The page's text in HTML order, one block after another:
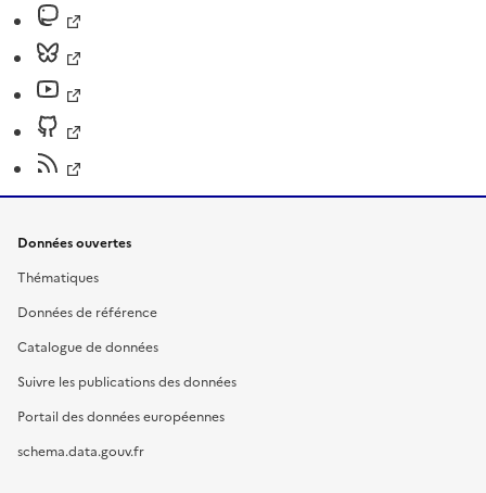
Données ouvertes
Thématiques
Données de référence
Catalogue de données
Suivre les publications des données
Portail des données européennes
schema.data.gouv.fr